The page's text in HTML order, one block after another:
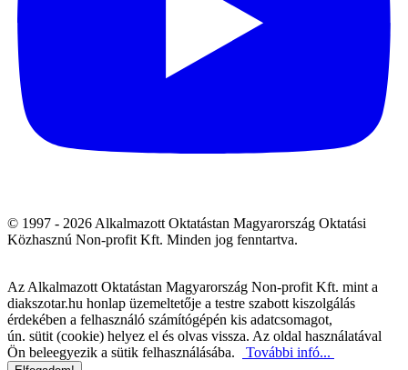
© 1997 - 2026 Alkalmazott Oktatástan Magyarország Oktatási
Közhasznú Non-profit Kft. Minden jog fenntartva.
Az Alkalmazott Oktatástan Magyarország Non-profit Kft. mint a
diakszotar.hu honlap üzemeltetője a testre szabott kiszolgálás
érdekében a felhasználó számítógépén kis adatcsomagot,
ún. sütit (cookie) helyez el és olvas vissza. Az oldal használatával
Ön beleegyezik a sütik felhasználásába.
További infó...